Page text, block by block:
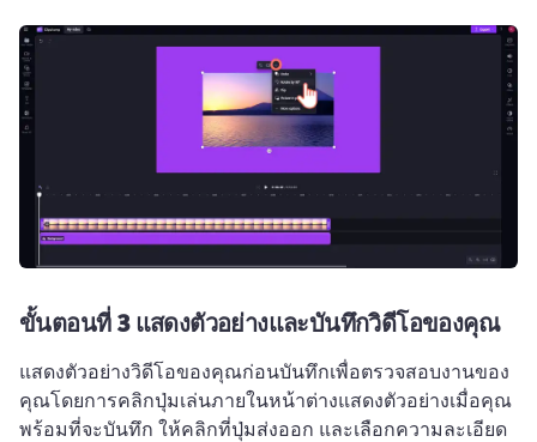
ขั้นตอนที่ 3แสดงตัวอย่างและบันทึกวิดีโอของคุณ
แสดงตัวอย่างวิดีโอของคุณก่อนบันทึกเพื่อตรวจสอบงานของ
คุณโดยการคลิกปุ่มเล่นภายในหน้าต่างแสดงตัวอย่างเมื่อคุณ
พร้อมที่จะบันทึก ให้คลิกที่ปุ่มส่งออก และเลือกความละเอียด